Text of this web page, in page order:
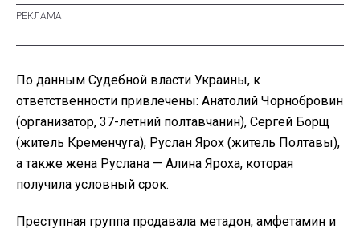
По данным Судебной власти Украины, к
ответственности привлечены: Анатолий Чорнобровин
(организатор, 37-летний полтавчанин), Сергей Борщ
(житель Кременчуга), Руслан Ярох (житель Полтавы),
а также жена Руслана — Алина Яроха, которая
получила условный срок.
Преступная группа продавала метадон, амфетамин и